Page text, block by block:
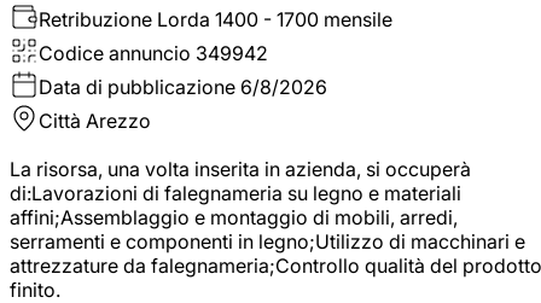
Retribuzione Lorda 1400 - 1700 mensile
Codice annuncio 349942
Data di pubblicazione 6/8/2026
Città Arezzo
La risorsa, una volta inserita in azienda, si occuperà
di:Lavorazioni di falegnameria su legno e materiali
affini;Assemblaggio e montaggio di mobili, arredi,
serramenti e componenti in legno;Utilizzo di macchinari e
attrezzature da falegnameria;Controllo qualità del prodotto
finito.